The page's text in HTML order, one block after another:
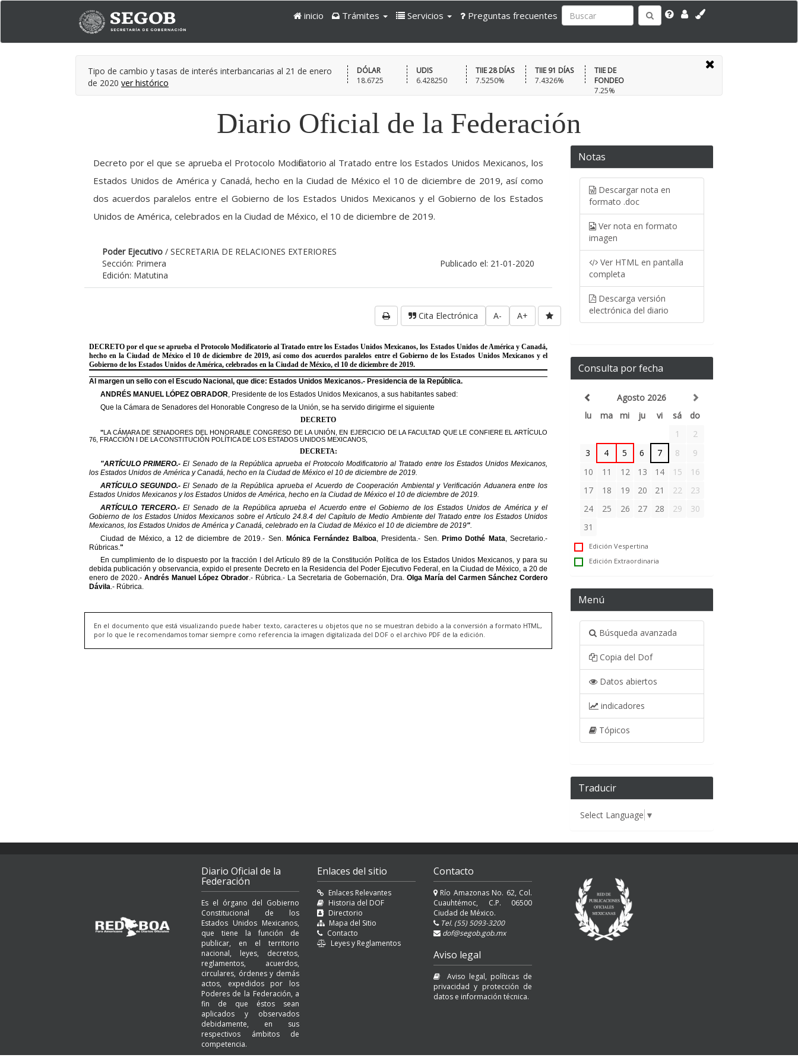
inicio Trámites Servicios Preguntas frecuentes
Tipo de cambio y tasas de interés interbancarias al 21 de enero
de 2020 ver histórico
DÓLAR
18.6725
UDIS
6.428250
TIIE 28 DÍAS
7.5250%
TIIE 91 DÍAS
7.4326%
TIIE DE
FONDEO
7.25%
Diario Oficial de la Federación
Decreto por el que se aprueba el Protocolo Modificatorio al Tratado entre los Estados Unidos Mexicanos, los
Estados Unidos de América y Canadá, hecho en la Ciudad de México el 10 de diciembre de 2019, así como
dos acuerdos paralelos entre el Gobierno de los Estados Unidos Mexicanos y el Gobierno de los Estados
Unidos de América, celebrados en la Ciudad de México, el 10 de diciembre de 2019.
Poder Ejecutivo / SECRETARIA DE RELACIONES EXTERIORES
Publicado el: 21-01-2020
Sección: Primera
Edición: Matutina
A+
A-
Cita Electrónica
En el documento que está visualizando puede haber texto, caracteres u objetos que no se muestran debido a la conversión a formato HTML,
por lo que le recomendamos tomar siempre como referencia la imagen digitalizada del DOF o el archivo PDF de la edición.
Notas
Descargar nota en
formato .doc
Ver nota en formato
imagen
Ver HTML en pantalla
completa
Descarga versión
electrónica del diario
Consulta por fecha
Agosto 2026
lu
ma mi ju vi sá
do
1
2
3
4 5 6 7 8
9
10
11 12 13 14 15
16
17
18 19 20 21 22
23
24
25 26 27 28 29
30
31
Edición Vespertina
Edición Extraordinaria
Menú
Búsqueda avanzada
Copia del Dof
Datos abiertos
indicadores
Tópicos
Traducir
Select Language ▼
Diario Oficial de la
Federación
Es el órgano del Gobierno
Constitucional de los
Estados Unidos Mexicanos,
que tiene la función de
publicar, en el territorio
nacional, leyes, decretos,
reglamentos, acuerdos,
circulares, órdenes y demás
actos, expedidos por los
Poderes de la Federación, a
fin de que éstos sean
aplicados y observados
debidamente, en sus
respectivos ámbitos de
competencia.
Enlaces del sitio
Enlaces Relevantes
Historia del DOF
Directorio
Mapa del Sitio
Contacto
Leyes y Reglamentos
Contacto
Río Amazonas No. 62, Col.
Cuauhtémoc, C.P. 06500
Ciudad de México.
Tel. (55) 5093-3200
dof@segob.gob.mx
Aviso legal
Aviso legal, políticas de
privacidad y protección de
datos e información técnica.